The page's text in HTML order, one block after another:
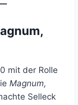
mit der Rolle
Magnum,
Selleck